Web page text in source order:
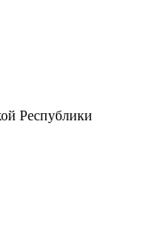
Республики